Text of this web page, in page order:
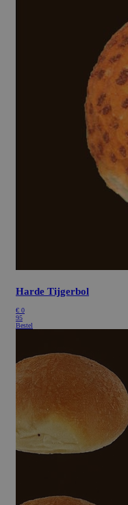
Harde Tijgerbol
€ 0
95
Bestel